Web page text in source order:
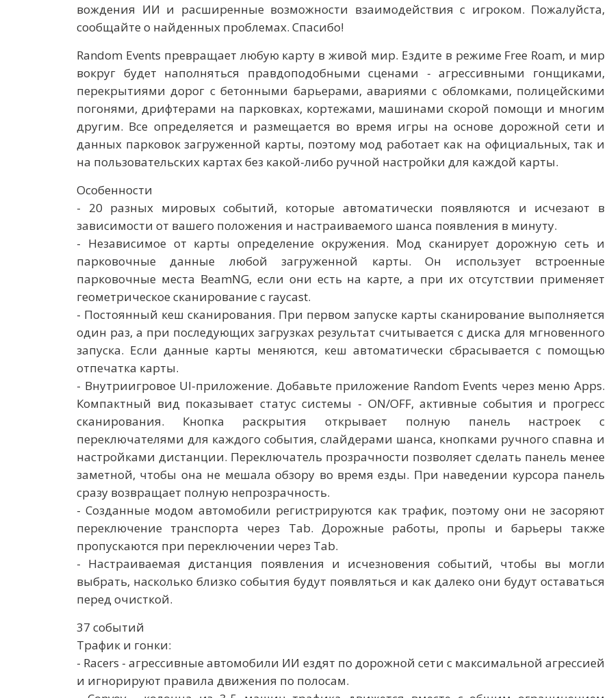
вождения ИИ и расширенные возможности взаимодействия с игроком. Пожалуйста,
сообщайте о найденных проблемах. Спасибо!
Random Events превращает любую карту в живой мир. Ездите в режиме Free Roam, и мир
вокруг будет наполняться правдоподобными сценами - агрессивными гонщиками,
перекрытиями дорог с бетонными барьерами, авариями с обломками, полицейскими
погонями, дрифтерами на парковках, кортежами, машинами скорой помощи и многим
другим. Все определяется и размещается во время игры на основе дорожной сети и
данных парковок загруженной карты, поэтому мод работает как на официальных, так и
на пользовательских картах без какой-либо ручной настройки для каждой карты.
Особенности
- 20 разных мировых событий, которые автоматически появляются и исчезают в
зависимости от вашего положения и настраиваемого шанса появления в минуту.
- Независимое от карты определение окружения. Мод сканирует дорожную сеть и
парковочные данные любой загруженной карты. Он использует встроенные
парковочные места BeamNG, если они есть на карте, а при их отсутствии применяет
геометрическое сканирование с raycast.
- Постоянный кеш сканирования. При первом запуске карты сканирование выполняется
один раз, а при последующих загрузках результат считывается с диска для мгновенного
запуска. Если данные карты меняются, кеш автоматически сбрасывается с помощью
отпечатка карты.
- Внутриигровое UI-приложение. Добавьте приложение Random Events через меню Apps.
Компактный вид показывает статус системы - ON/OFF, активные события и прогресс
сканирования. Кнопка раскрытия открывает полную панель настроек с
переключателями для каждого события, слайдерами шанса, кнопками ручного спавна и
настройками дистанции. Переключатель прозрачности позволяет сделать панель менее
заметной, чтобы она не мешала обзору во время езды. При наведении курсора панель
сразу возвращает полную непрозрачность.
- Созданные модом автомобили регистрируются как трафик, поэтому они не засоряют
переключение транспорта через Tab. Дорожные работы, пропы и барьеры также
пропускаются при переключении через Tab.
- Настраиваемая дистанция появления и исчезновения событий, чтобы вы могли
выбрать, насколько близко события будут появляться и как далеко они будут оставаться
перед очисткой.
37 событий
Трафик и гонки:
- Racers - агрессивные автомобили ИИ ездят по дорожной сети с максимальной агрессией
и игнорируют правила движения по полосам.